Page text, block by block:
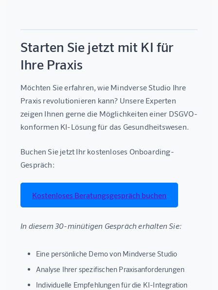
Starten Sie jetzt mit KI für
Ihre Praxis
Möchten Sie erfahren, wie Mindverse Studio Ihre
Praxis revolutionieren kann? Unsere Experten
zeigen Ihnen gerne die Möglichkeiten einer DSGVO-
konformen KI-Lösung für das Gesundheitswesen.
Buchen Sie jetzt Ihr kostenloses Onboarding-
Gespräch:
Kostenloses Beratungsgespräch buchen
In diesem 30-minütigen Gespräch erhalten Sie:
Eine persönliche Demo von Mindverse Studio
Analyse Ihrer spezifischen Praxisanforderungen
Individuelle Empfehlungen für die KI-Integration